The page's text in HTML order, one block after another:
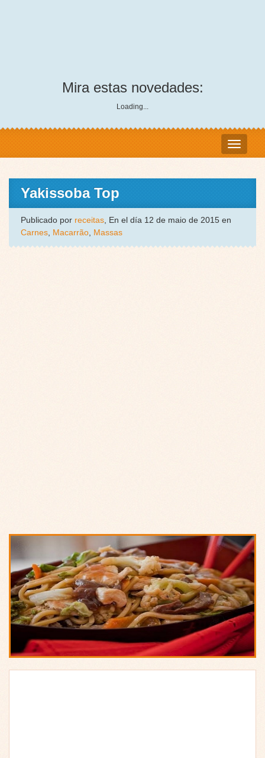
Mira estas novedades:
Loading...
Yakissoba Top
Publicado por receitas, En el día 12 de maio de 2015 en
Carnes, Macarrão, Massas